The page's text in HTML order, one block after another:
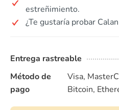
estreñimiento.
¿Te gustaría probar
Entrega rastreable
Método de
pago
Visa,
Bitcoin,